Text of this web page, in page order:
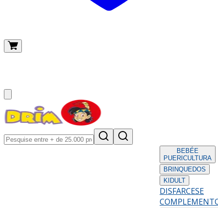
BEBÉE
PUERICULTURA
BRINQUEDOS
KIDULT
DISFARCESE